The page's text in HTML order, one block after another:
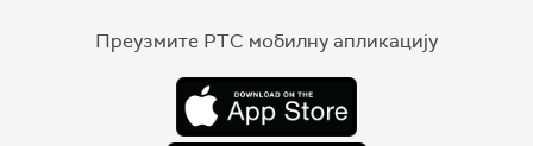
Преузмите РТС мобилну апликацију